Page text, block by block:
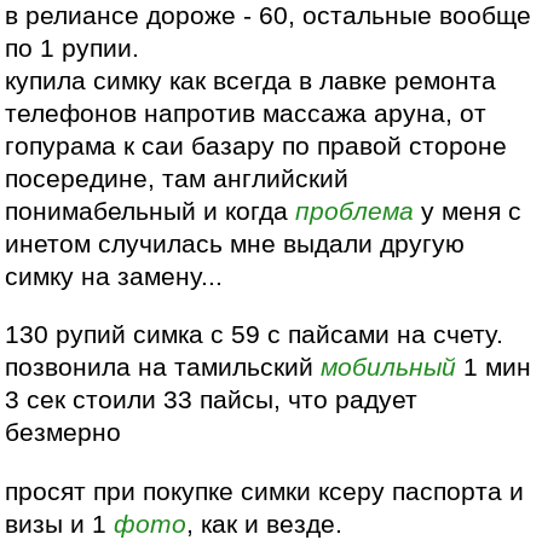
в релиансе дороже - 60, остальные вообще
по 1 рупии.
купила симку как всегда в лавке ремонта
телефонов напротив массажа аруна, от
гопурама к саи базару по правой стороне
посередине, там английский
понимабельный и когдапроблема у меня с
инетом случилась мне выдали другую
симку на замену...
130 рупий симка с 59 с пайсами на счету.
позвонила на тамильскиймобильный 1 мин
3 сек стоили 33 пайсы, что радует
безмерно
просят при покупке симки ксеру паспорта и
визы и 1фото, как и везде.